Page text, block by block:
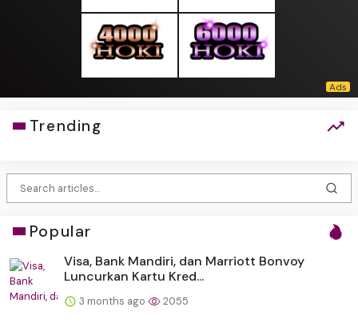
Trending
Popular
Visa, Bank Mandiri, dan Marriott Bonvoy
Luncurkan Kartu Kred...
3 months ago 2055